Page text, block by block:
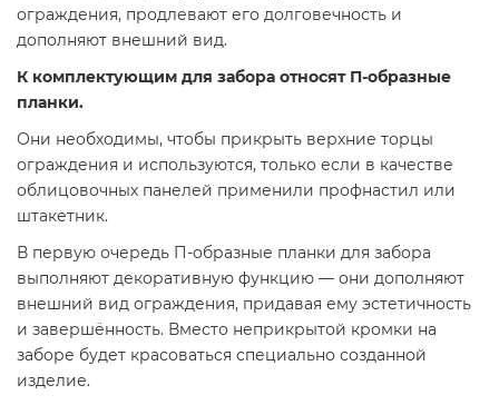
ограждения, продлевают его долговечность и
дополняют внешний вид.
К комплектующим для забора относят П-образные
планки.
Они необходимы, чтобы прикрыть верхние торцы
ограждения и используются, только если в качестве
облицовочных панелей применили профнастил или
штакетник.
В первую очередь П-образные планки для забора
выполняют декоративную функцию — они дополняют
внешний вид ограждения, придавая ему эстетичность
и завершённость. Вместо неприкрытой кромки на
заборе будет красоваться специально созданной
изделие.